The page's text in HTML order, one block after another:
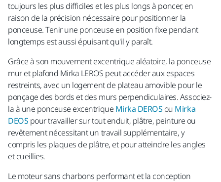
Message : (250 caractères max.)
Oui, j'ai lu et j'accepte les termes et conditions de la
politique de confidentialité de Mirka.
Nous traiterons vos données de contact pour vous
fournir les informations demandées.
toujours les plus difficiles et les plus longs à poncer, en
raison de la précision nécessaire pour positionner la
ponceuse. Tenir une ponceuse en position fixe pendant
longtemps est aussi épuisant qu'il y paraît.
Grâce à son mouvement excentrique aléatoire, la ponceuse
mur et plafond Mirka LEROS peut accéder aux espaces
restreints, avec un logement de plateau amovible pour le
ponçage des bords et des murs perpendiculaires. Associez-
la à une ponceuse excentrique Mirka DEROS ou Mirka
DEOS pour travailler sur tout enduit, plâtre, peinture ou
revêtement nécessitant un travail supplémentaire, y
compris les plaques de plâtre, et pour atteindre les angles
et cueillies.
Le moteur sans charbons performant et la conception